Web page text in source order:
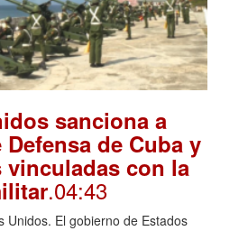
sanciona a
de Cuba y
vinculadas con la
.04:43
Unidos. El gobierno de Estados